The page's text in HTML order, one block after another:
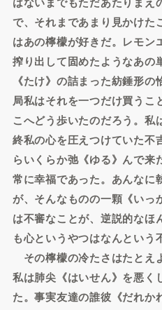
で、それまであまり見かけた
はあの檸檬が好きだ。レモン
搾り出して固めたようなあの
《たけ》の詰まった紡錘形
局私はそれを一つだけ買うこ
こへどう歩いたのだろう。私
終私の心を圧えつけていた不
らいくらか弛《ゆる》んで来
常に幸福であった。あんなに
が、そんなものの一顆《い
は不審なことが、逆説的なほ
も心というやつはなんという
その檸檬の冷たさはたとえ
私は肺尖《はいせん》を悪く
た。事実友達の誰彼《だれか